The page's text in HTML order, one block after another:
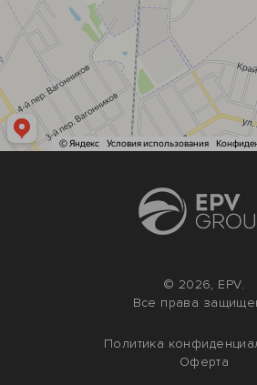
© 2026, EPV.
Все права
Политика
Оферта